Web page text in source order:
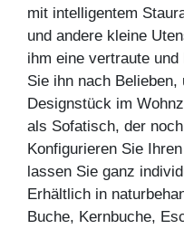
mit intelligentem
und andere kleine
ihm eine vertraute
Sie ihn nach
Designstück im
als Sofatisch, der
Konfigurieren Sie
lassen Sie ganz
Erhältlich in
Buche, Kernbuche,